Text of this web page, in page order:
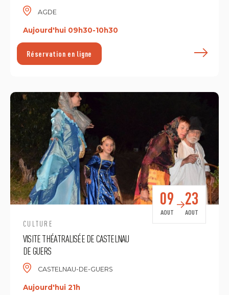
AGDE
Aujourd'hui 09h30-10h30
Réservation en ligne
CULTURE
VISITE THÉATRALISÉE DE CASTELNAU
DE GUERS
CASTELNAU-DE-GUERS
Aujourd'hui 21h
09
AOUT
23
AOUT